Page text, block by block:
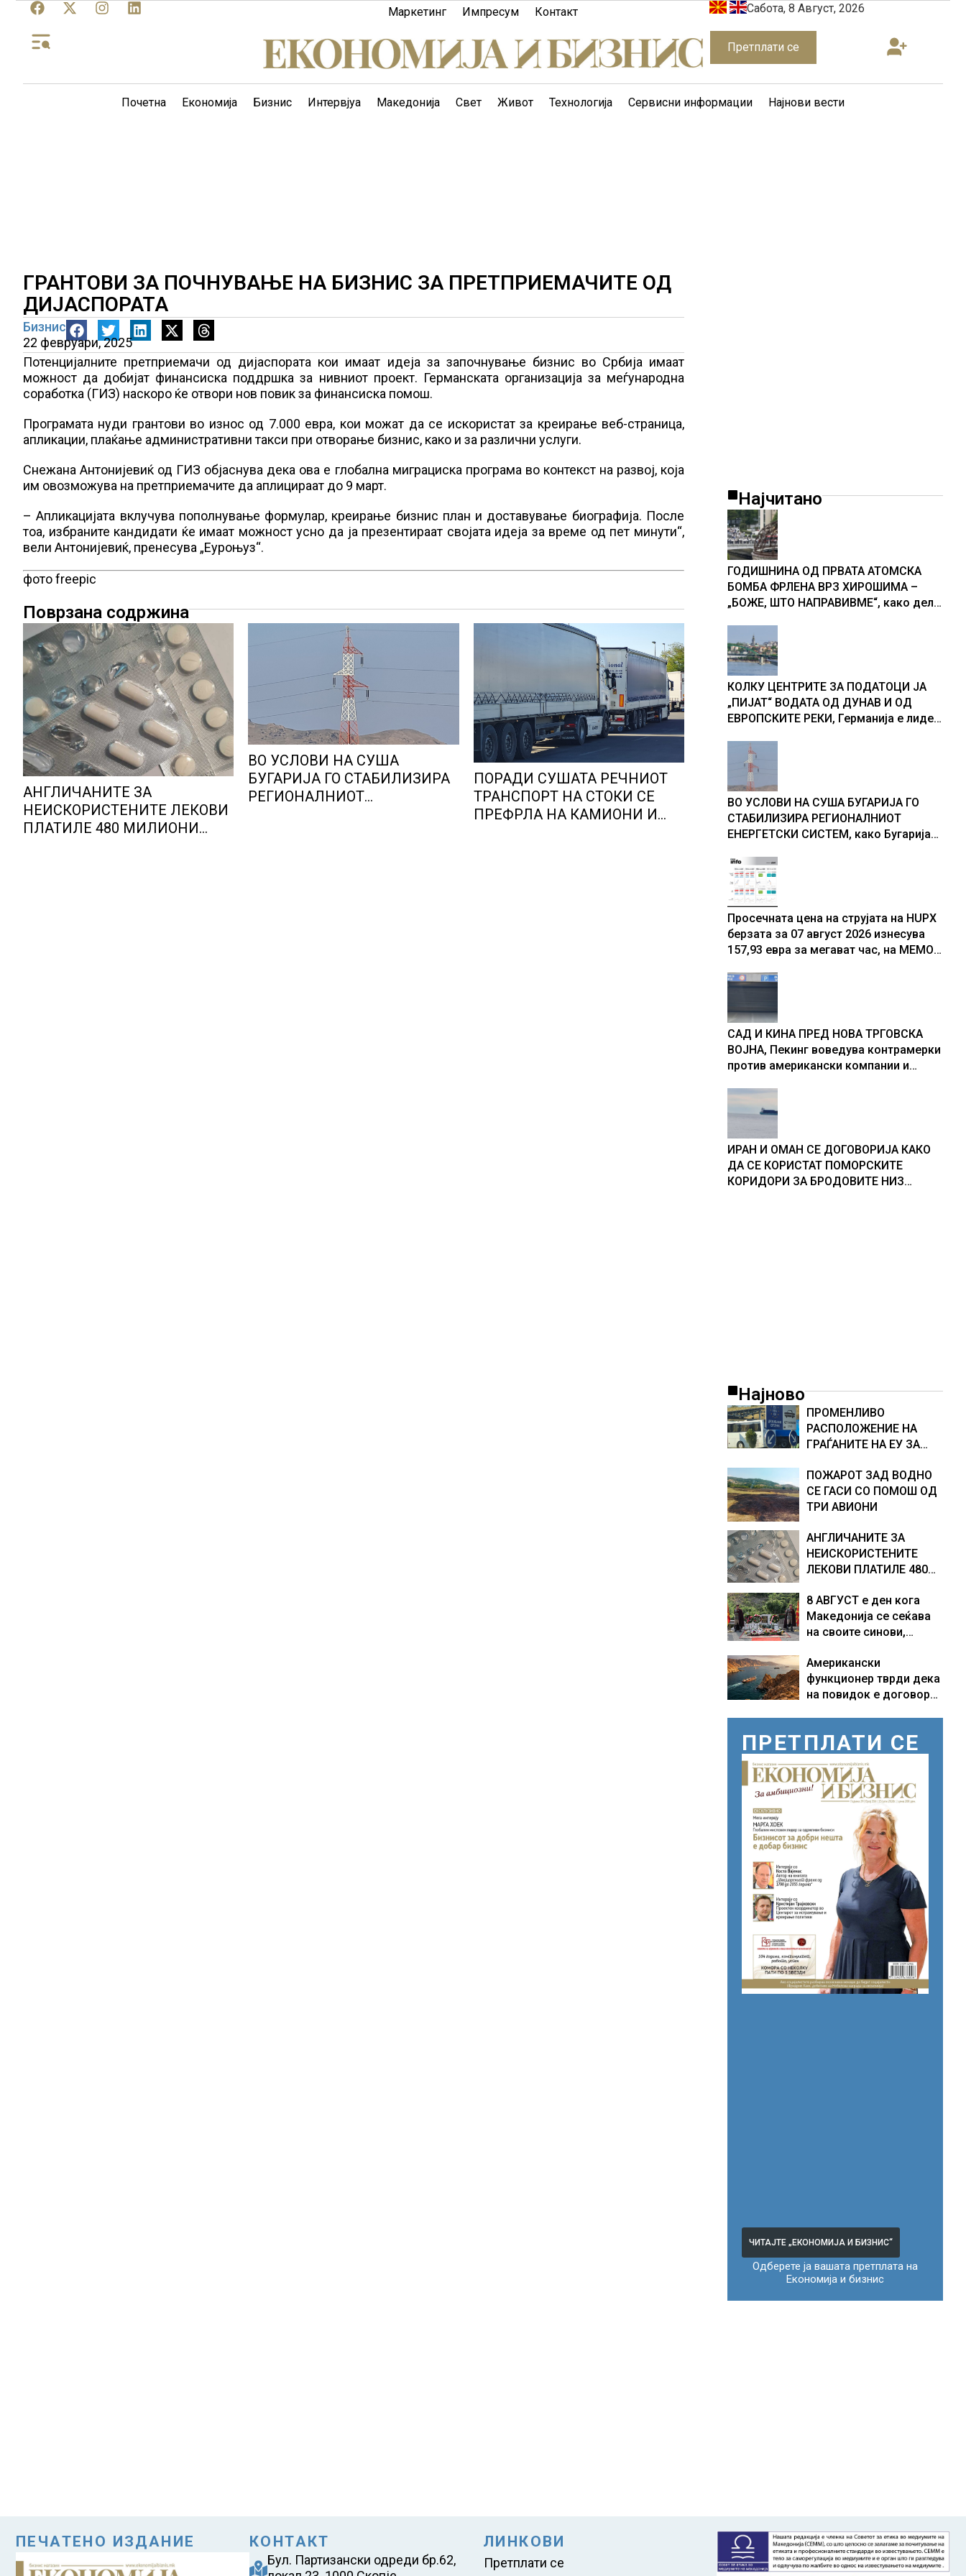
Маркетинг Импресум Контакт Сабота, 8 Август, 2026
Претплати се
Почетна Економија Бизнис Интервјуа Македонија Свет Живот Технологија Сервисни информации Најнови вести
ГРАНТОВИ ЗА ПОЧНУВАЊЕ НА БИЗНИС ЗА ПРЕТПРИЕМАЧИТЕ ОД
ДИЈАСПОРАТА
Бизнис
22 февруари, 2025
Потенцијалните претприемачи од дијаспората кои имаат идеја за започнување бизнис во Србија имаат
можност да добијат финансиска поддршка за нивниот проект. Германската организација за меѓународна
соработка (ГИЗ) наскоро ќе отвори нов повик за финансиска помош.
Програмата нуди грантови во износ од 7.000 евра, кои можат да се искористат за креирање веб-страница,
апликации, плаќање административни такси при отворање бизнис, како и за различни услуги.
Снежана Антонијевиќ од ГИЗ објаснува дека ова е глобална миграциска програма во контекст на развој, која
им овозможува на претприемачите да аплицираат до 9 март.
– Апликацијата вклучува пополнување формулар, креирање бизнис план и доставување биографија. После
тоа, избраните кандидати ќе имаат можност усно да ја презентираат својата идеја за време од пет минути“,
вели Антонијевиќ, пренесува „Еуроњуз“.
фото freepic
Поврзана содржина
АНГЛИЧАНИТЕ ЗА
НЕИСКОРИСТЕНИТЕ ЛЕКОВИ
ПЛАТИЛЕ 480 МИЛИОНИ
ВО УСЛОВИ НА СУША
БУГАРИЈА ГО СТАБИЛИЗИРА
РЕГИОНАЛНИОТ
ПОРАДИ СУШАТА РЕЧНИОТ
ТРАНСПОРТ НА СТОКИ СЕ
ПРЕФРЛА НА КАМИОНИ И
Најчитано
ГОДИШНИНА ОД ПРВАТА АТОМСКА
БОМБА ФРЛЕНА ВРЗ ХИРОШИМА –
„БОЖЕ, ШТО НАПРАВИВМЕ“, како дел
учесниците во бомбардирањето го
доживуваа овој настан што го
промени текот на историјата
КОЛКУ ЦЕНТРИТЕ ЗА ПОДАТОЦИ ЈА
„ПИЈАТ“ ВОДАТА ОД ДУНАВ И ОД
ЕВРОПСКИТЕ РЕКИ, Германија е лидер
центри за податоци
ВО УСЛОВИ НА СУША БУГАРИЈА ГО
СТАБИЛИЗИРА РЕГИОНАЛНИОТ
ЕНЕРГЕТСКИ СИСТЕМ, како Бугарија
складирање на енергија од батерии
Просечната цена на струјата на HUPX
берзата за 07 август 2026 изнесува
157,93 евра за мегават час, на МЕМО
САД И КИНА ПРЕД НОВА ТРГОВСКА
ВОЈНА, Пекинг воведува контрамерки
против американски компании и
ИРАН И ОМАН СЕ ДОГОВОРИЈА КАКО
ДА СЕ КОРИСТАТ ПОМОРСКИТЕ
КОРИДОРИ ЗА БРОДОВИТЕ НИЗ
Најново
ПРОМЕНЛИВО
РАСПОЛОЖЕНИЕ НА
ГРАЃАНИТЕ НА ЕУ ЗА
УКРАИНА, изненадува
каква е поддршката од
Полска, Франција и
ПОЖАРОТ ЗАД ВОДНО
СЕ ГАСИ СО ПОМОШ ОД
ТРИ АВИОНИ
АНГЛИЧАНИТЕ ЗА
НЕИСКОРИСТЕНИТЕ
ЛЕКОВИ ПЛАТИЛЕ 480
повик до пациентите да
бараат само лекови
што навистина им се
8 АВГУСТ е ден кога
Македонија се сеќава
на своите синови,
Христијан Мицкоски по
повод 25 годишнината
од загинувањето на
Американски
функционер тврди дека
на повидок е договор
ПРЕТПЛАТИ СЕ
ЧИТАЈТЕ „ЕКОНОМИЈА И БИЗНИС“
Одберете ја вашата претплата на
Економија и бизнис
ПЕЧАТЕНО ИЗДАНИЕ КОНТАКТ
Бул. Партизански одреди бр.62,
ЛИНКОВИ
Претплати се